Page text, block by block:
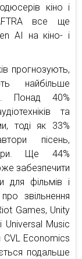
кіно і
все ще
AI на кіно- і
прогнозують,
найбільше
Понад 40%
та
тоді як 33%
пісень,
Ще 44%
забезпечити
для фільмів і
звільнення
Games, Unity
Universal Music
CVL Economics
подальше